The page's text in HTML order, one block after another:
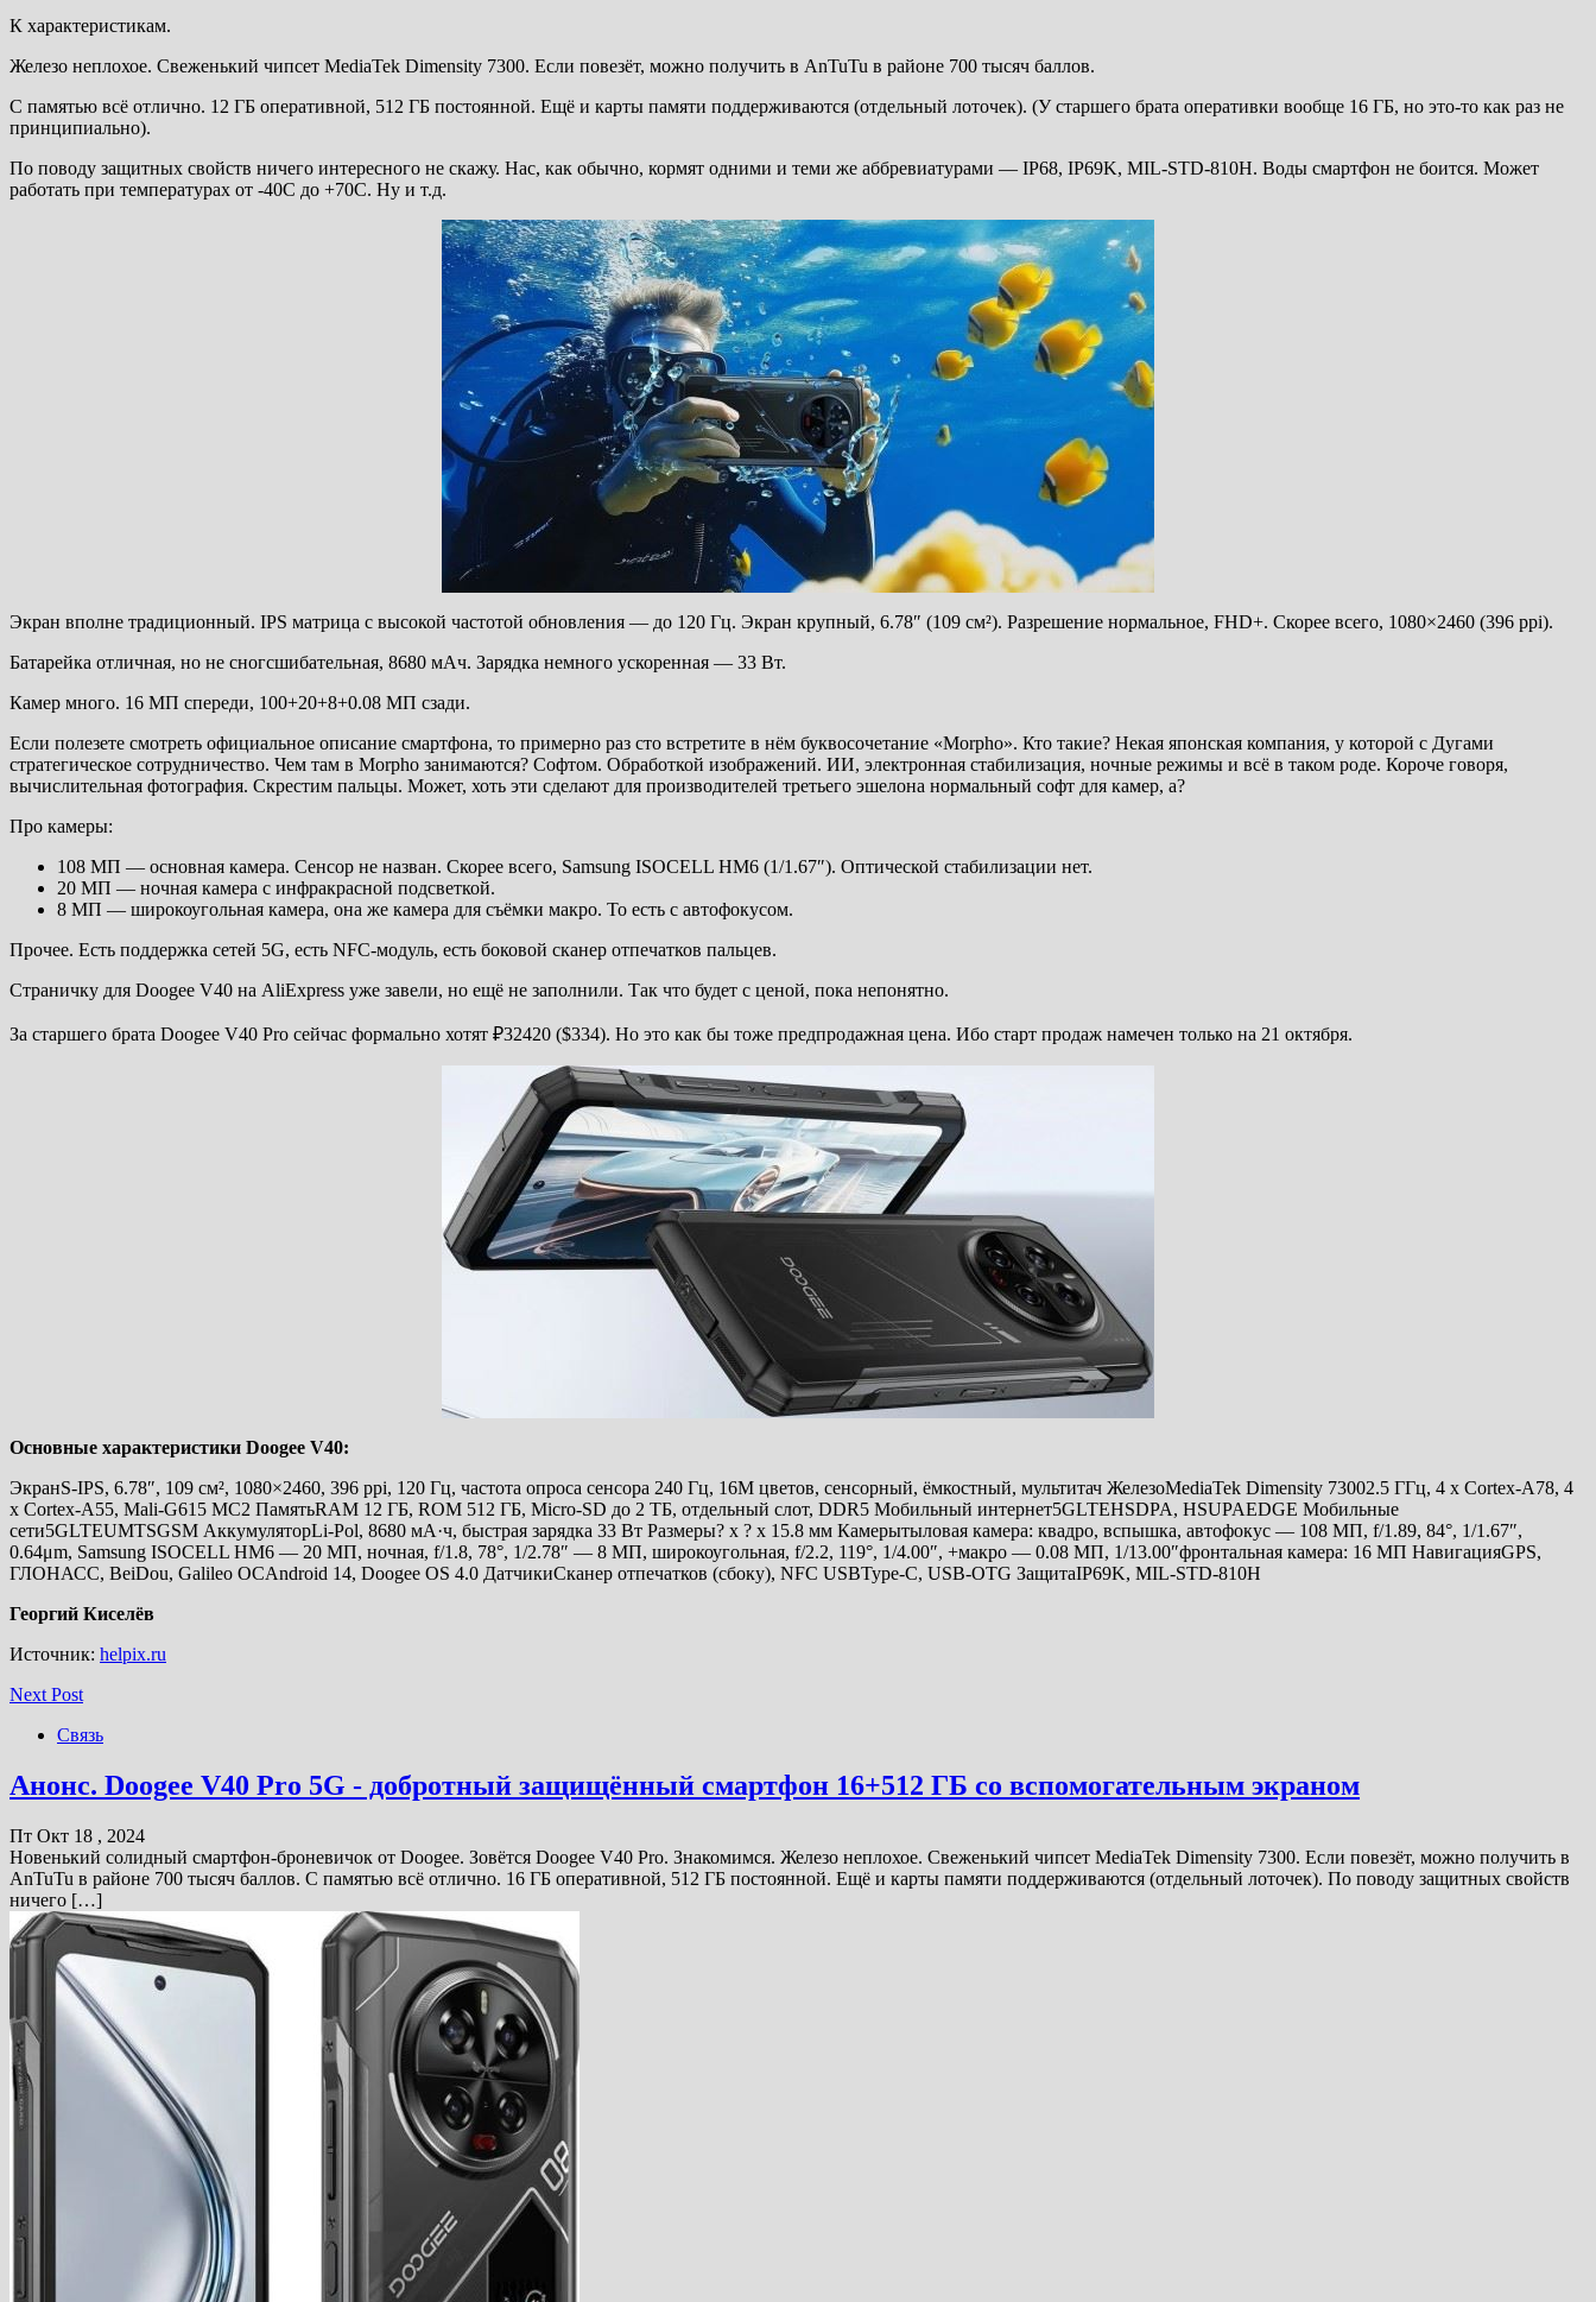
К характеристикам.
Железо неплохое. Свеженький чипсет MediaTek Dimensity 7300. Если повезёт, можно получить в AnTuTu в районе 700 тысяч баллов.
С памятью всё отлично. 12 ГБ оперативной, 512 ГБ постоянной. Ещё и карты памяти поддерживаются (отдельный лоточек). (У старшего брата оперативки вообще 16 ГБ, но это-то как раз не
принципиально).
По поводу защитных свойств ничего интересного не скажу. Нас, как обычно, кормят одними и теми же аббревиатурами — IP68, IP69K, MIL-STD-810H. Воды смартфон не боится. Может
работать при температурах от -40С до +70С. Ну и т.д.
Экран вполне традиционный. IPS матрица с высокой частотой обновления — до 120 Гц. Экран крупный, 6.78″ (109 см²). Разрешение нормальное, FHD+. Скорее всего, 1080×2460 (396 ppi).
Батарейка отличная, но не сногсшибательная, 8680 мАч. Зарядка немного ускоренная — 33 Вт.
Камер много. 16 МП спереди, 100+20+8+0.08 МП сзади.
Если полезете смотреть официальное описание смартфона, то примерно раз сто встретите в нём буквосочетание «Morpho». Кто такие? Некая японская компания, у которой с Дугами
стратегическое сотрудничество. Чем там в Morpho занимаются? Софтом. Обработкой изображений. ИИ, электронная стабилизация, ночные режимы и всё в таком роде. Короче говоря,
вычислительная фотография. Скрестим пальцы. Может, хоть эти сделают для производителей третьего эшелона нормальный софт для камер, а?
Про камеры:
108 МП — основная камера. Сенсор не назван. Скорее всего, Samsung ISOCELL HM6 (1/1.67″). Оптической стабилизации нет.
20 МП — ночная камера с инфракрасной подсветкой.
8 МП — широкоугольная камера, она же камера для съёмки макро. То есть с автофокусом.
Прочее. Есть поддержка сетей 5G, есть NFC-модуль, есть боковой сканер отпечатков пальцев.
Страничку для Doogee V40 на AliExpress уже завели, но ещё не заполнили. Так что будет с ценой, пока непонятно.
За старшего брата Doogee V40 Pro сейчас формально хотят ₽32420 ($334). Но это как бы тоже предпродажная цена. Ибо старт продаж намечен только на 21 октября.
Основные характеристики Doogee V40:
ЭкранS-IPS, 6.78″, 109 см², 1080×2460, 396 ppi, 120 Гц, частота опроса сенсора 240 Гц, 16M цветов, сенсорный, ёмкостный, мультитач ЖелезоMediaTek Dimensity 73002.5 ГГц, 4 x Cortex-A78, 4
x Cortex-A55, Mali-G615 MC2 ПамятьRAM 12 ГБ, ROM 512 ГБ, Micro-SD до 2 ТБ, отдельный слот, DDR5 Мобильный интернет5GLTEHSDPA, HSUPAEDGE Мобильные
сети5GLTEUMTSGSM АккумуляторLi-Pol, 8680 мА·ч, быстрая зарядка 33 Вт Размеры? x ? x 15.8 мм Камерытыловая камера: квадро, вспышка, автофокус — 108 МП, f/1.89, 84°, 1/1.67″,
0.64μm, Samsung ISOCELL HM6 — 20 МП, ночная, f/1.8, 78°, 1/2.78″ — 8 МП, широкоугольная, f/2.2, 119°, 1/4.00″, +макро — 0.08 МП, 1/13.00″фронтальная камера: 16 МП НавигацияGPS,
ГЛОНАСС, BeiDou, Galileo ОСAndroid 14, Doogee OS 4.0 ДатчикиСканер отпечатков (сбоку), NFC USBType-C, USB-OTG ЗащитаIP69K, MIL-STD-810H
Георгий Киселёв
Источник: helpix.ru
Next Post
Связь
Анонс. Doogee V40 Pro 5G - добротный защищённый смартфон 16+512 ГБ со вспомогательным экраном
Пт Окт 18 , 2024
Новенький солидный смартфон-броневичок от Doogee. Зовётся Doogee V40 Pro. Знакомимся. Железо неплохое. Свеженький чипсет MediaTek Dimensity 7300. Если повезёт, можно получить в
AnTuTu в районе 700 тысяч баллов. С памятью всё отлично. 16 ГБ оперативной, 512 ГБ постоянной. Ещё и карты памяти поддерживаются (отдельный лоточек). По поводу защитных свойств
ничего […]